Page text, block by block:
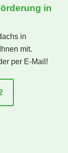
in
in
mit.
per E-Mail!